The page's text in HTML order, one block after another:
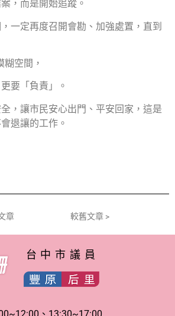
，而是開始追蹤。
一定再度召開會勘、加強處置，直到
空間，
要「負責」。
，讓市民安心出門、平安回家，這是
退讓的工作。
章 較舊文章 >
台中市議員